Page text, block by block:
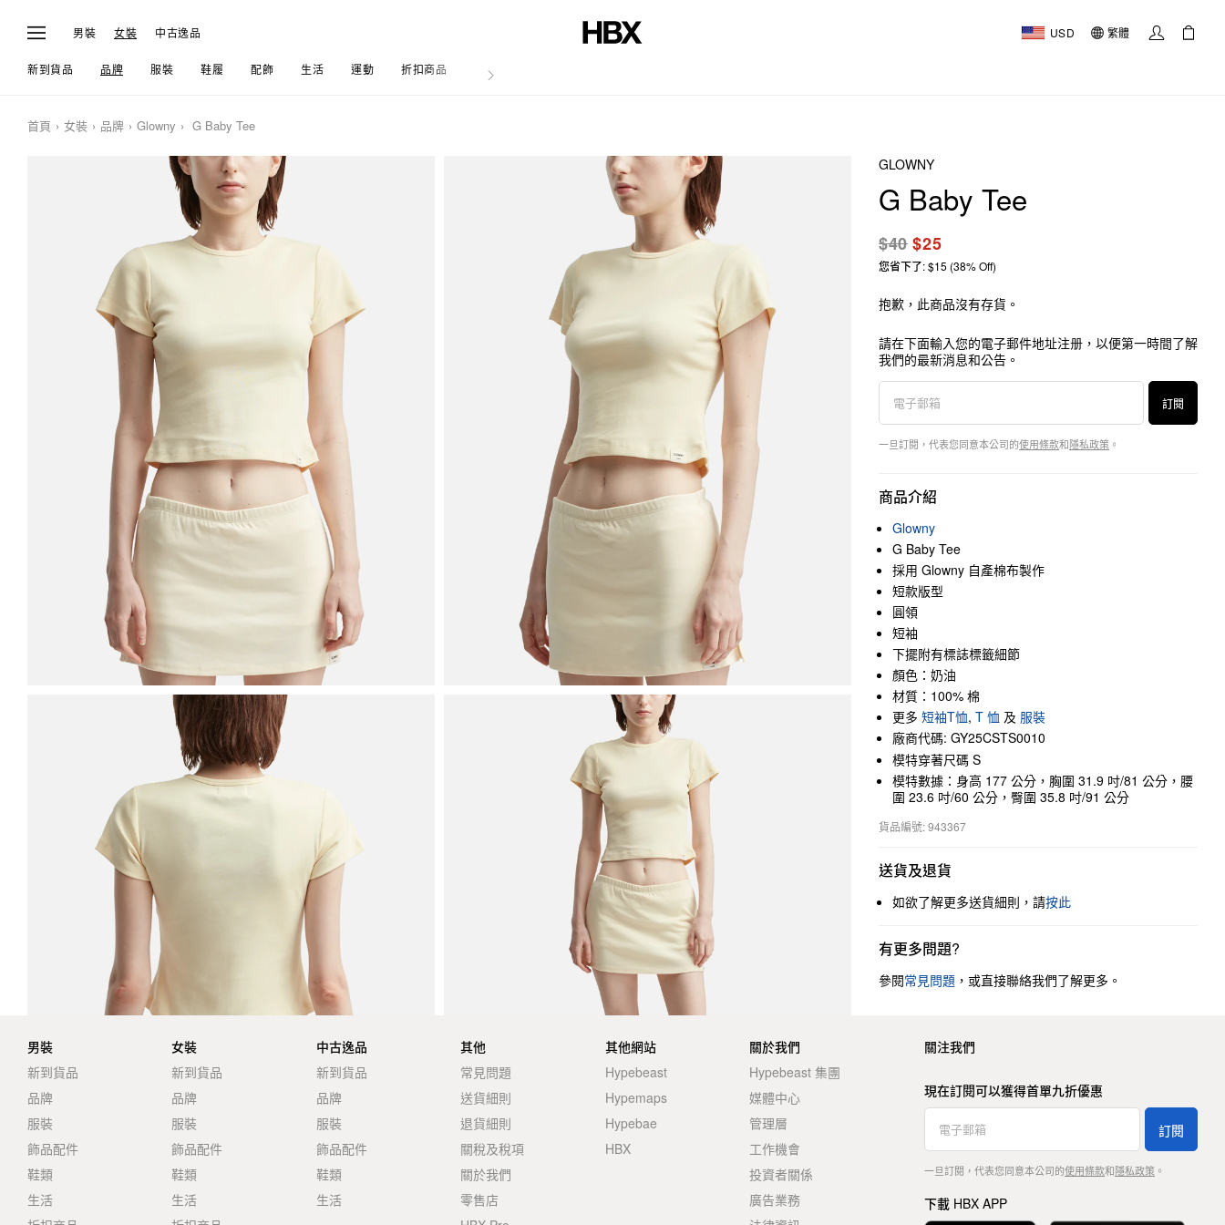
男裝 女裝 中古逸品 USD 繁體
新到貨品 品牌 服裝 鞋履 配飾 生活 運動 折扣商品 文章
首頁 女裝 品牌 Glowny G Baby Tee
GLOWNY
G Baby Tee
$40$25
您省下了: $15 (38% Off)
抱歉，此商品沒有存貨。
請在下面輸入您的電子郵件地址注册，以便第一時間了解
我們的最新消息和公告。
訂閱
一旦訂閱，代表您同意本公司的使用條款和隱私政策 。
商品介紹
Glowny
G Baby Tee
採用 Glowny 自產棉布製作
短款版型
圓領
短袖
下擺附有標誌標籤細節
顏色：奶油
材質：100% 棉
更多 短袖T恤, T 恤 及 服裝
廠商代碼: GY25CSTS0010
模特穿著尺碼 S
模特數據：身高 177 公分，胸圍 31.9 吋/81 公分，腰
圍 23.6 吋/60 公分，臀圍 35.8 吋/91 公分
貨品編號: 943367
送貨及退貨
如欲了解更多送貨細則，請按此
有更多問題?
參閱常見問題 ，或直接聯絡我們了解更多。
男裝
新到貨品
品牌
服裝
飾品配件
鞋類
生活
女裝
新到貨品
品牌
服裝
飾品配件
鞋類
生活
中古逸品
新到貨品
品牌
服裝
飾品配件
鞋類
生活
其他
常見問題
送貨細則
退貨細則
關稅及稅項
關於我們
零售店
其他網站
Hypebeast
Hypemaps
Hypebae
HBX
關於我們
Hypebeast 集團
媒體中心
管理層
工作機會
投資者關係
廣告業務
關注我們
現在訂閱可以獲得首單九折優惠
訂閱
一旦訂閱，代表您同意本公司的使用條款和隱私政策。
下載 HBX APP